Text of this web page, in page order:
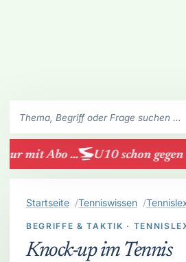
mit Abo ... U10 schon gegen
Startseite Tenniswissen
BEGRIFFE & TAKTIK ·
Knock-up im Tennis